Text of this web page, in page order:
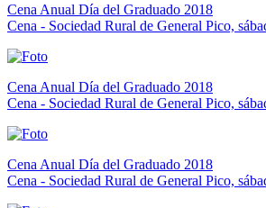
Cena Anual Día del Graduado 2018
Cena - Sociedad Rural de General Pico,
Cena Anual Día del Graduado 2018
Cena - Sociedad Rural de General Pico,
Cena Anual Día del Graduado 2018
Cena - Sociedad Rural de General Pico,